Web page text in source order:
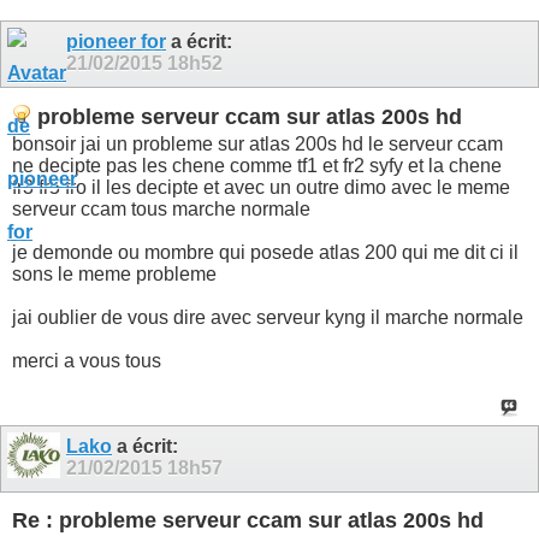
pioneer for a écrit:
21/02/2015 18h52
probleme serveur ccam sur atlas 200s hd
bonsoir jai un probleme sur atlas 200s hd le serveur ccam
ne decipte pas les chene comme tf1 et fr2 syfy et la chene
fr3 fr5 fro il les decipte et avec un outre dimo avec le meme
serveur ccam tous marche normale
je demonde ou mombre qui posede atlas 200 qui me dit ci il
sons le meme probleme
jai oublier de vous dire avec serveur kyng il marche normale
merci a vous tous
Lako a écrit:
21/02/2015 18h57
Re : probleme serveur ccam sur atlas 200s hd